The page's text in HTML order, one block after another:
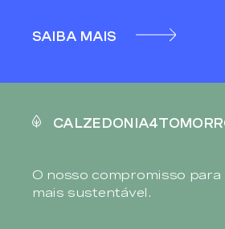
SAIBA MAIS
O nosso compromisso para
mais sustentável.